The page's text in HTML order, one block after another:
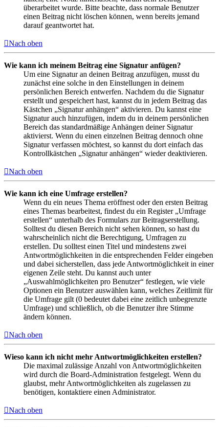
überarbeitet wurde. Bitte beachte, dass normale Benutzer
einen Beitrag nicht löschen können, wenn bereits jemand
darauf geantwortet hat.
Nach oben
Wie kann ich meinem Beitrag eine Signatur anfügen?
Um eine Signatur an deinen Beitrag anzufügen, musst du
zunächst eine solche in den Einstellungen in deinem
persönlichen Bereich entwerfen. Nachdem du die Signatur
erstellt und gespeichert hast, kannst du in jedem Beitrag das
Kästchen „Signatur anhängen“ aktivieren. Du kannst eine
Signatur auch hinzufügen, indem du in deinem persönlichen
Bereich das standardmäßige Anhängen deiner Signatur
aktivierst. Wenn du einen einzelnen Beitrag dennoch ohne
Signatur verfassen möchtest, so kannst du dort einfach das
Kontrollkästchen „Signatur anhängen“ wieder deaktivieren.
Nach oben
Wie kann ich eine Umfrage erstellen?
Wenn du ein neues Thema eröffnest oder den ersten Beitrag
eines Themas bearbeitest, findest du ein Register „Umfrage
erstellen“ unterhalb des Formulars zur Beitragserstellung.
Solltest du diesen Bereich nicht sehen können, so hast du
wahrscheinlich nicht die Berechtigung, Umfragen zu
erstellen. Du solltest einen Titel und mindestens zwei
Antwortmöglichkeiten in die entsprechenden Felder eingeben
und dabei sicherstellen, dass jede Antwortmöglichkeit in einer
eigenen Zeile steht. Du kannst auch unter
„Auswahlmöglichkeiten pro Benutzer“ festlegen, wie viele
Optionen ein Benutzer auswählen kann, welches Zeitlimit für
die Umfrage gilt (0 bedeutet dabei eine zeitlich unbegrenzte
Umfrage) und schließlich, ob die Benutzer ihre Stimme
ändern können.
Nach oben
Wieso kann ich nicht mehr Antwortmöglichkeiten erstellen?
Die maximal zulässige Anzahl von Antwortmöglichkeiten
wird durch die Board-Administration festgelegt. Wenn du
glaubst, mehr Antwortmöglichkeiten als zugelassen zu
benötigen, kontaktiere einen Administrator.
Nach oben